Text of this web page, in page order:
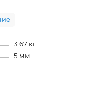
3.67 кг
5 мм